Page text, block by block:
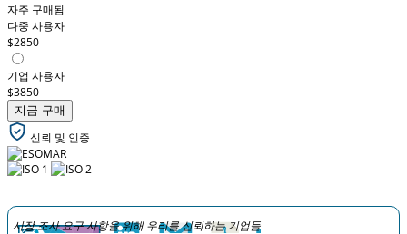
자주 구매됨
다중 사용자
$2850
기업 사용자
$3850
지금 구매
신뢰 및 인증
시장 조사 요구 사항을 위해 우리를 신뢰하는 기업들